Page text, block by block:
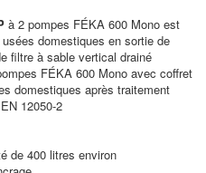
à 2 pompes FÉKA 600 Mono est
domestiques en sortie de
filtre à sable vertical drainé
FÉKA 600 Mono avec coffret
domestiques après traitement
12050-2
de 400 litres environ